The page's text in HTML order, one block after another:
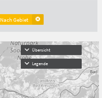
Nach Gebiet
Übersicht
Legende